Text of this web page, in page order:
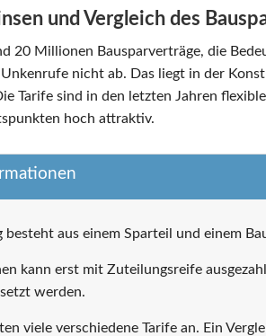
und Vergleich des
20 Millionen Bausparverträge, die
nicht ab. Das liegt in der
Tarife sind in den letzten Jahren
hoch attraktiv.
besteht aus einem Sparteil und einem
kann erst mit Zuteilungsreife
werden.
viele verschiedene Tarife an. Ein